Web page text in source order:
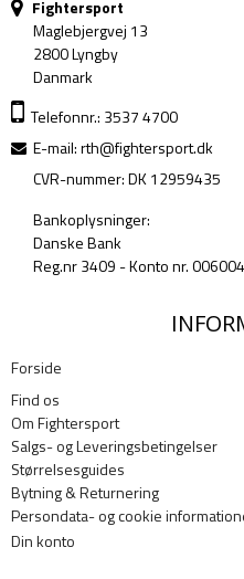
Fightersport
Maglebjergvej 13
2800 Lyngby
Danmark
Telefonnr.: 3537 4700
E-mail:rth@fightersport.dk
CVR-nummer: DK 12959435
Bankoplysninger:
Danske Bank
Reg.nr 3409 - Konto nr.
Forside
Find os
Om Fightersport
Salgs- og Leveringsbetingelser
Størrelsesguides
Bytning & Returnering
Persondata- og cookie
Din konto